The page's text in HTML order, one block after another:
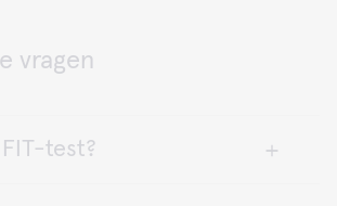
vragen
test?